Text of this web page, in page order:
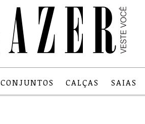
CONJUNTOS CALÇAS SAIAS